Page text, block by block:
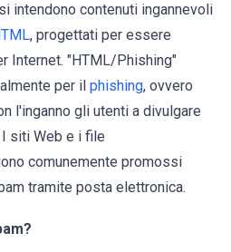
intendono contenuti ingannevoli
, progettati per essere
Internet. "HTML/Phishing"
per il phishing, ovvero
l'inganno gli utenti a divulgare
siti Web e i file
comunemente promossi
tramite posta elettronica.